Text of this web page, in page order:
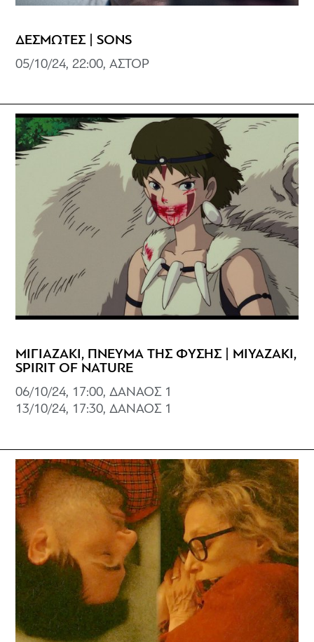
ΔΕΣΜΩΤΕΣ | SONS
05/10/24, 22:00, ΑΣΤΟΡ
ΜΙΓΙΑΖΑΚΙ, ΠΝΕΥΜΑ ΤΗΣ ΦΥΣΗΣ | MIYAZAKI,
SPIRIT OF NATURE
06/10/24, 17:00, ΔΑΝΑΟΣ 1
13/10/24, 17:30, ΔΑΝΑΟΣ 1